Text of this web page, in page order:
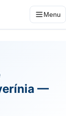
Menu
—